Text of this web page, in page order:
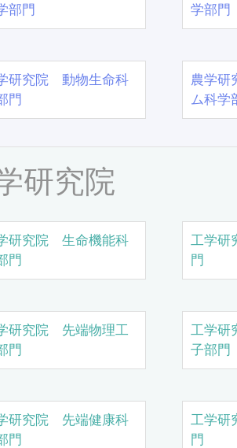
部門
学部門
研究院 動物生命科
門
農学
ム科学
研究院
研究院 生命機能科
門
工学研
門
研究院 先端物理工
門
工学研
子部門
研究院 先端健康科
門
工学研
門